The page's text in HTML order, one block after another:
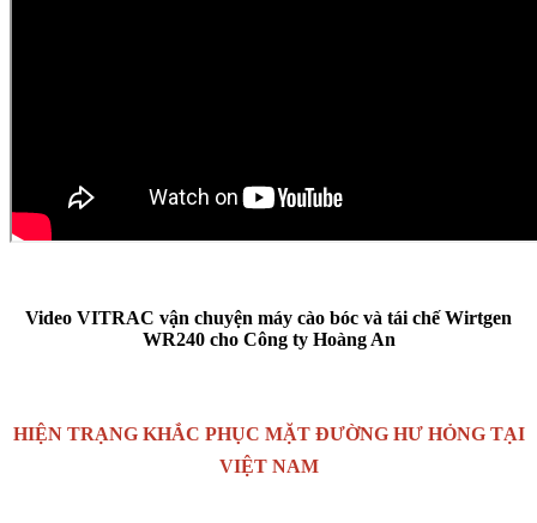
Video VITRAC vận chuyện máy cào bóc và tái chế Wirtgen
WR240 cho Công ty Hoàng An
HIỆN TRẠNG KHẮC PHỤC MẶT ĐƯỜNG HƯ HỎNG TẠI
VIỆT NAM